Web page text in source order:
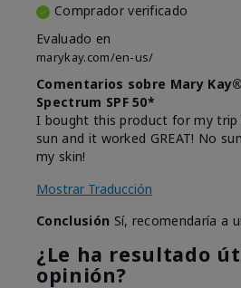
Comprador verificado
Evaluado en
marykay.com/en-us/
Comentarios sobre Mary
Spectrum SPF 50*
I bought this product for my trip
sun and it worked GREAT! No
my skin!
Mostrar Traducción
Conclusión Sí, recomendaría a
¿Le ha resultado
opinión?